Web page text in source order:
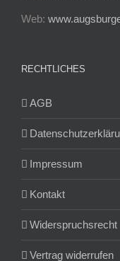
Web:
RECHTLICHES
AGB
Impressum
Kontakt
Widerspruchsrecht
Vertrag widerrufen